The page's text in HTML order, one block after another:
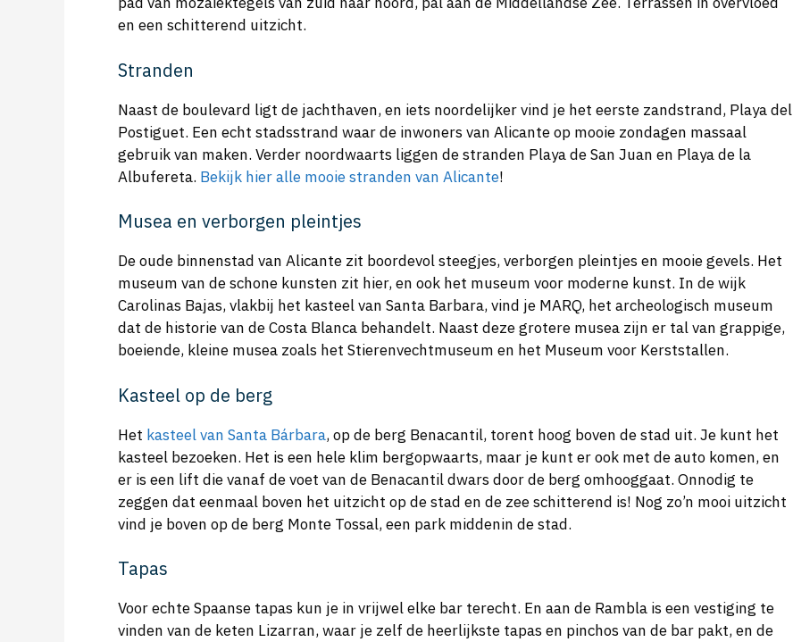
en een schitterend uitzicht.
Stranden
Naast de boulevard ligt de jachthaven, en iets noordelijker vind je het eerste zandstrand, Playa del
Postiguet. Een echt stadsstrand waar de inwoners van Alicante op mooie zondagen massaal
gebruik van maken. Verder noordwaarts liggen de stranden Playa de San Juan en Playa de la
Albufereta. Bekijk hier alle mooie stranden van Alicante!
Musea en verborgen pleintjes
De oude binnenstad van Alicante zit boordevol steegjes, verborgen pleintjes en mooie gevels. Het
museum van de schone kunsten zit hier, en ook het museum voor moderne kunst. In de wijk
Carolinas Bajas, vlakbij het kasteel van Santa Barbara, vind je MARQ, het archeologisch museum
dat de historie van de Costa Blanca behandelt. Naast deze grotere musea zijn er tal van grappige,
boeiende, kleine musea zoals het Stierenvechtmuseum en het Museum voor Kerststallen.
Kasteel op de berg
Het kasteel van Santa Bárbara, op de berg Benacantil, torent hoog boven de stad uit. Je kunt het
kasteel bezoeken. Het is een hele klim bergopwaarts, maar je kunt er ook met de auto komen, en
er is een lift die vanaf de voet van de Benacantil dwars door de berg omhooggaat. Onnodig te
zeggen dat eenmaal boven het uitzicht op de stad en de zee schitterend is! Nog zo’n mooi uitzicht
vind je boven op de berg Monte Tossal, een park middenin de stad.
Tapas
Voor echte Spaanse tapas kun je in vrijwel elke bar terecht. En aan de Rambla is een vestiging te
vinden van de keten Lizarran, waar je zelf de heerlijkste tapas en pinchos van de bar pakt, en de